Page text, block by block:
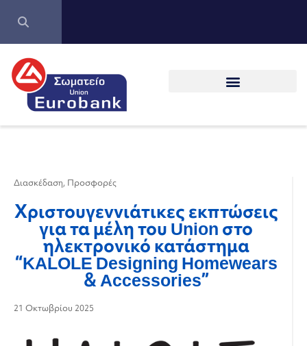
Διασκέδαση, Προσφορές
Χριστουγεννιάτικες εκπτώσεις
για τα μέλη του Union στο
ηλεκτρονικό κατάστημα
“KALOLE Designing Homewears
& Accessories”
21 Οκτωβρίου 2025